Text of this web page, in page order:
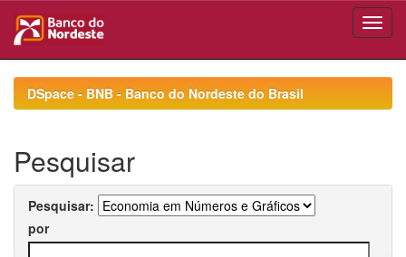
navigationDSpace - BNB - Banco do Nordeste do Brasil
Pesquisar
Pesquisar:
por